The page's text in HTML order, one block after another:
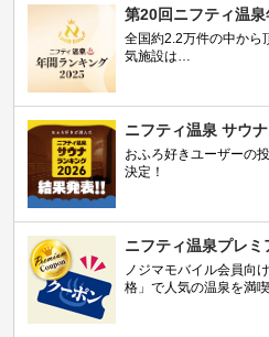
第20回ニフティ温
全国約2.2万件の中から
気施設は…
ニフティ温泉 サウ
おふろ好きユーザーの
決定！
ニフティ温泉プレミ
ノジマモバイル会員向
格」で人気の温泉を満